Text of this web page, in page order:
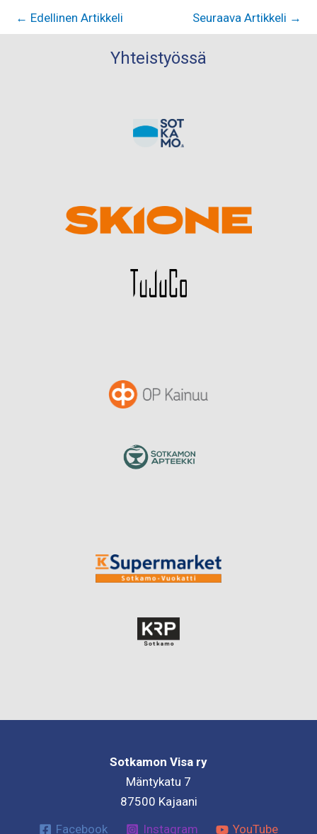
← Edellinen Artikkeli Seuraava Artikkeli →
Yhteistyössä
Sotkamon Visa ry
Mäntykatu 7
87500 Kajaani
Facebook
Instagram YouTube